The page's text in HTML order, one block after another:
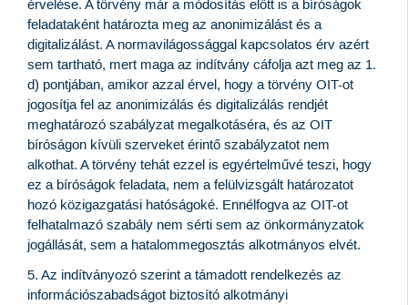
érvelése. A törvény már a módosítás előtt is a bíróságok
feladataként határozta meg az anonimizálást és a
digitalizálást. A normavilágossággal kapcsolatos érv azért
sem tartható, mert maga az indítvány cáfolja azt meg az 1.
d) pontjában, amikor azzal érvel, hogy a törvény OIT-ot
jogosítja fel az anonimizálás és digitalizálás rendjét
meghatározó szabályzat megalkotáséra, és az OIT
bíróságon kívüli szerveket érintő szabályzatot nem
alkothat. A törvény tehát ezzel is egyértelművé teszi, hogy
ez a bíróságok feladata, nem a felülvizsgált határozatot
hozó közigazgatási hatóságoké. Ennélfogva az OIT-ot
felhatalmazó szabály nem sérti sem az önkormányzatok
jogállását, sem a hatalommegosztás alkotmányos elvét.
5. Az indítványozó szerint a támadott rendelkezés az
információszabadságot biztosító alkotmányi